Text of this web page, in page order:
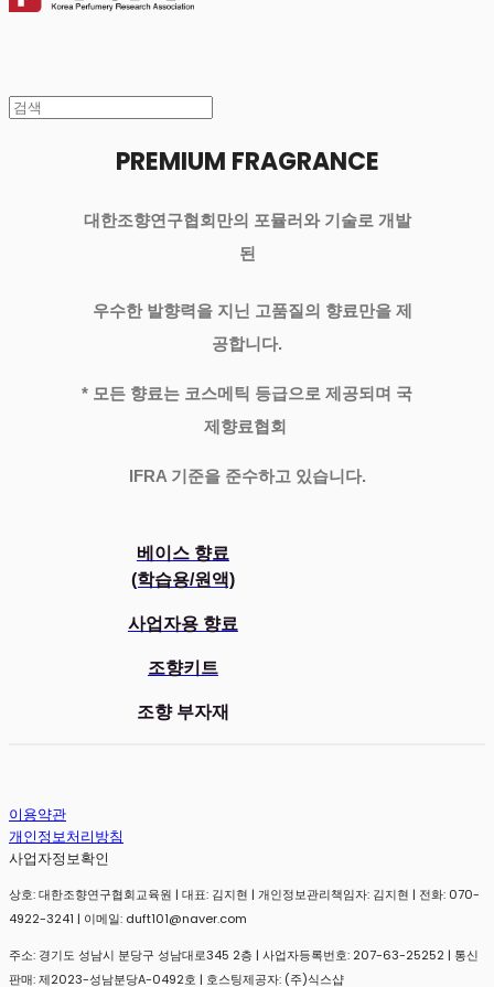
PREMIUM FRAGRANCE
대한조향연구협회만의 포뮬러와 기술로 개발
된
우수한 발향력을 지닌 고품질의 향료만을 제
공합니다.
* 모든 향료는 코스메틱 등급으로 제공되며 국
제향료협회
IFRA 기준을 준수하고 있습니다.
베이스 향료
(학습용/원액)
사업자용 향료
조향키트
조향 부자재
이용약관
개인정보처리방침
사업자정보확인
상호: 대한조향연구협회교육원 | 대표: 김지현 | 개인정보관리책임자: 김지현 | 전화: 070-
4922-3241 | 이메일: duft101@naver.com
주소: 경기도 성남시 분당구 성남대로345 2층 | 사업자등록번호: 207-63-25252 | 통신
판매:제2023-성남분당A-0492호 | 호스팅제공자: (주)식스샵